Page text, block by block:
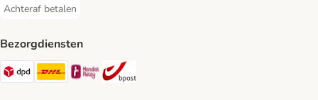
Achteraf betalen
Achteraf betalen Payment Method
Bezorgdiensten
Dpd Shipping Method
DHL Shipping Method
Mondial Relay Shipping Method